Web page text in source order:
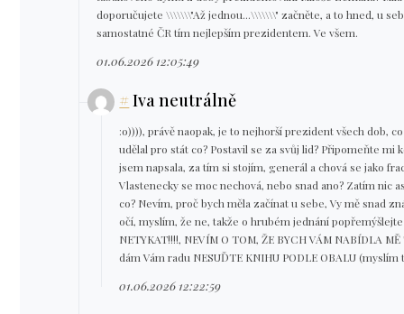
doporučujete \\\\\\\"Až jednou...\\\\\\\" začněte, a to hned, u
samostatné ČR tím nejlepším prezidentem. Ve všem.
01.06.2026 12:05:49
#Iva neutrálně
:o)))), právě naopak, je to nejhorší prezident všech dob,
udělal pro stát co? Postavil se za svůj lid? Připomeňte mi
jsem napsala, za tím si stojím, generál a chová se jako
Vlastenecky se moc nechová, nebo snad ano? Zatím nic
co? Nevím, proč bych měla začínat u sebe, Vy mě snad
očí, myslím, že ne, takže o hrubém jednání
NETYKAT!!!!, NEVÍM O TOM, ŽE BYCH VÁM NABÍDLA
dám Vám radu NESUĎTE KNIHU PODLE OBALU
01.06.2026 12:22:59